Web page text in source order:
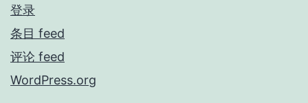
登录
条目 feed
评论 feed
WordPress.org